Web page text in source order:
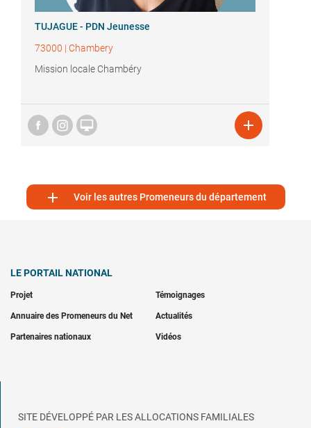
TUJAGUE - PDN Jeunesse
73000 | Chambery
Mission locale Chambéry
 
 Voir les autres Promeneurs du département
LE PORTAIL NATIONAL
Projet Témoignages
Annuaire des Promeneurs du Net Actualités
Partenaires nationaux Vidéos
SITE DÉVELOPPÉ PAR LES ALLOCATIONS FAMILIALES